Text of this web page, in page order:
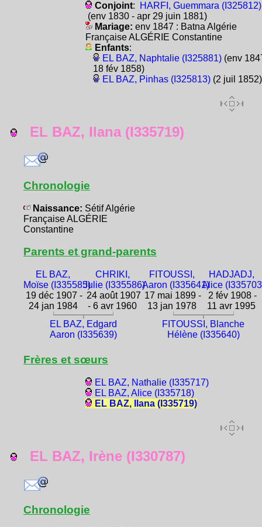
Conjoint:
HARFI, Guemmara (I325812)
(env 1830 - apr 29 juin 1881)
Mariage: env 1847 : Batna Algérie
Française ALGÉRIE Constantine
Enfants:
EL BAZ, Naphtalie (I325881)(env
18 fév 1858)
EL BAZ, Pinhas (I325813)(2 juil 1852)
EL BAZ, Ilana (I335719)
Chronologie
Naissance: Sétif Algérie
Française ALGÉRIE
Constantine
Parents et grand-parents
EL BAZ,
Moïse (I335585)
19 déc 1907 -
24 jan 1984
CHRIKI,
Julie (I335586)
24 août 1907
- 6 avr 1960
FITOUSSI,
Aaron (I335641)
17 mai 1899 -
13 jan 1978
HADJADJ,
Alice
2 fév 1908 -
11 avr 1995
EL BAZ, Edgard
Aaron (I335639)
FITOUSSI, Blanche
Hélène (I335640)
Frères et sœurs
EL BAZ, Nathalie (I335717)
EL BAZ, Alice (I335718)
EL BAZ, Ilana (I335719)
EL BAZ, Irène (I330787)
Chronologie